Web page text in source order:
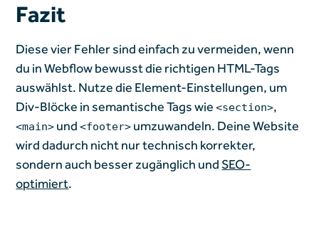
Fazit
Diese vier Fehler sind einfach zu vermeiden, wenn
du in Webflow bewusst die richtigen HTML-Tags
auswählst. Nutze die Element-Einstellungen, um
Div-Blöcke in semantische Tags wie<section>,
<main> und<footer> umzuwandeln. Deine Website
wird dadurch nicht nur technisch korrekter,
sondern auch besser zugänglich undSEO-
optimiert.